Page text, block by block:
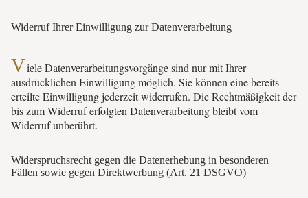
Widerruf Ihrer Einwilligung zur Datenverarbeitung
Viele Datenverarbeitungsvorgänge sind nur mit Ihrer
ausdrücklichen Einwilligung möglich. Sie können eine bereits
erteilte Einwilligung jederzeit widerrufen. Die Rechtmäßigkeit der
bis zum Widerruf erfolgten Datenverarbeitung bleibt vom
Widerruf unberührt.
Widerspruchsrecht gegen die Datenerhebung in besonderen
Fällen sowie gegen Direktwerbung (Art. 21 DSGVO)